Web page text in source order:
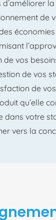
de
économies
vos
de vos
de vos
qu’elle
dans votre
vers la